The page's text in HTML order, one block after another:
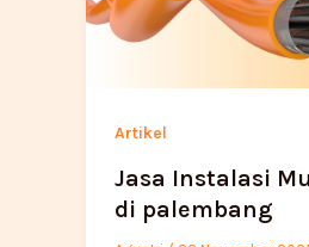
Artikel
Jasa Instalasi
di palembang